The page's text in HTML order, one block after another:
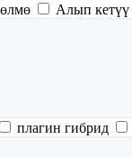
Алып кетүү
плагин гибрид